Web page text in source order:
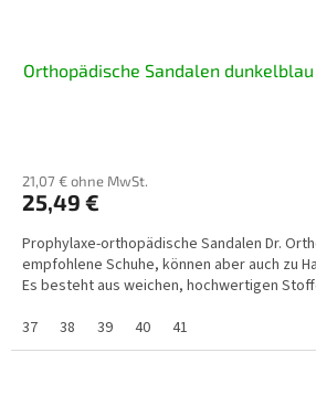
Orthopädische Sandalen
21,07 € ohne MwSt.
25,49 €
Prophylaxe-orthopädische Sandalen Dr.
empfohlene Schuhe, können aber auch zu
Es besteht aus weichen, hochwertigen
37
38 39 40 41